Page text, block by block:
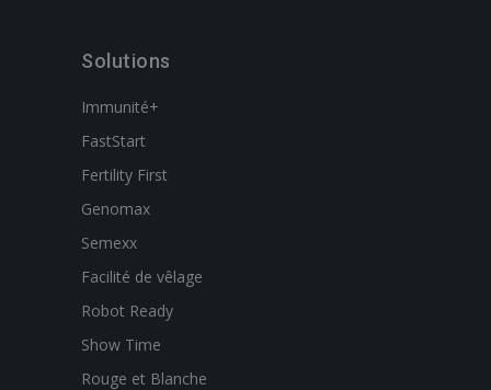
Solutions
Immunité+
FastStart
Fertility First
Genomax
Semexx
Facilité de vêlage
Robot Ready
Show Time
Rouge et Blanche